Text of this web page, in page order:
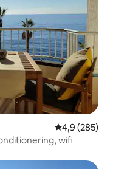
4,9 av 5 i
4,9 (285)
wifi